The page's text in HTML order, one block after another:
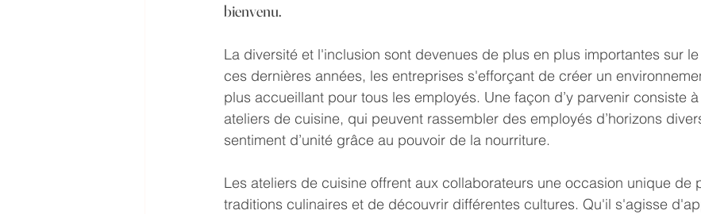
bienvenu.
La diversité et l'inclusion sont devenues de plus en plus importantes sur
ces dernières années, les entreprises s'efforçant de créer un
plus accueillant pour tous les employés. Une façon d’y parvenir consiste
ateliers de cuisine, qui peuvent rassembler des employés d’horizons
sentiment d’unité grâce au pouvoir de la nourriture.
Les ateliers de cuisine offrent aux collaborateurs une occasion unique de
traditions culinaires et de découvrir différentes cultures. Qu'il s'agisse